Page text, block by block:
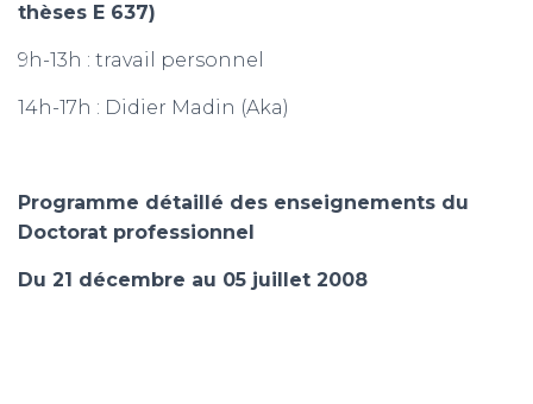
thèses E 637)
9h-13h : travail personnel
14h-17h : Didier Madin (Aka)
Programme détaillé des enseignements du
Doctorat professionnel
Du 21 décembre au 05 juillet 2008